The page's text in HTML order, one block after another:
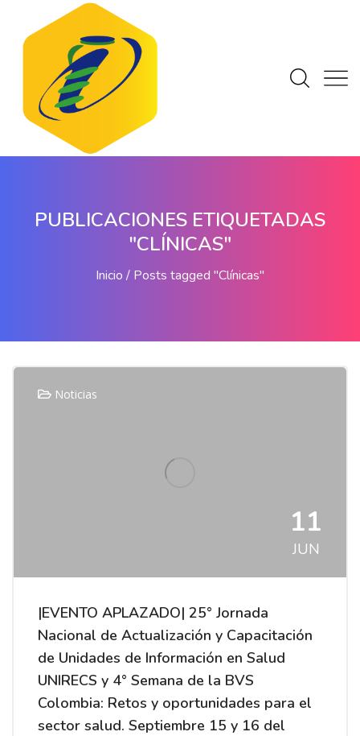
PUBLICACIONES ETIQUETADAS
"CLÍNICAS"
Inicio Posts tagged "Clínicas"
Noticias
11
JUN
|EVENTO APLAZADO| 25° Jornada
Nacional de Actualización y Capacitación
de Unidades de Información en Salud
UNIRECS y 4° Semana de la BVS
Colombia: Retos y oportunidades para el
sector salud. Septiembre 15 y 16 del